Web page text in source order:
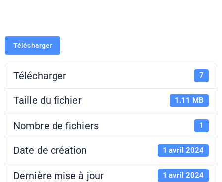
Télécharger
Télécharger 7
Taille du fichier 1.11 MB
Nombre de fichiers 1
Date de création 1 avril 2024
Dernière mise à jour 1 avril 2024